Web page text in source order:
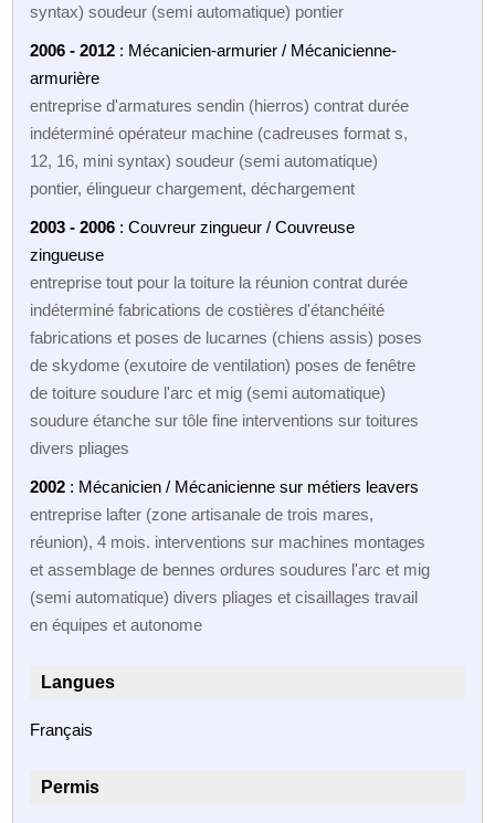
syntax) soudeur (semi automatique) pontier
2006 - 2012 : Mécanicien-armurier / Mécanicienne-
armurière
entreprise d'armatures sendin (hierros) contrat durée
indéterminé opérateur machine (cadreuses format s,
12, 16, mini syntax) soudeur (semi automatique)
pontier, élingueur chargement, déchargement
2003 - 2006 : Couvreur zingueur / Couvreuse
zingueuse
entreprise tout pour la toiture la réunion contrat durée
indéterminé fabrications de costières d'étanchéité
fabrications et poses de lucarnes (chiens assis) poses
de skydome (exutoire de ventilation) poses de fenêtre
de toiture soudure l'arc et mig (semi automatique)
soudure étanche sur tôle fine interventions sur toitures
divers pliages
2002 : Mécanicien / Mécanicienne sur métiers leavers
entreprise lafter (zone artisanale de trois mares,
réunion), 4 mois. interventions sur machines montages
et assemblage de bennes ordures soudures l'arc et mig
(semi automatique) divers pliages et cisaillages travail
en équipes et autonome
Langues
Français
Permis